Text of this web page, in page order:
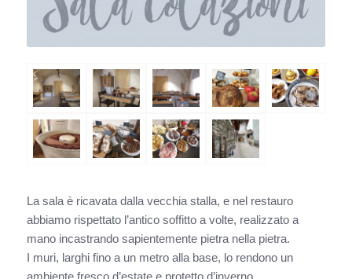
La sala è ricavata dalla vecchia stalla, e nel restauro
abbiamo rispettato l’antico soffitto a volte, realizzato a
mano incastrando sapientemente pietra nella pietra.
I muri, larghi fino a un metro alla base, lo rendono un
ambiente fresco d’estate e protetto d’inverno.